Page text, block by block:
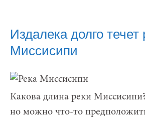
Издалека долго течет
Миссисипи
Какова длина реки
но можно что-то